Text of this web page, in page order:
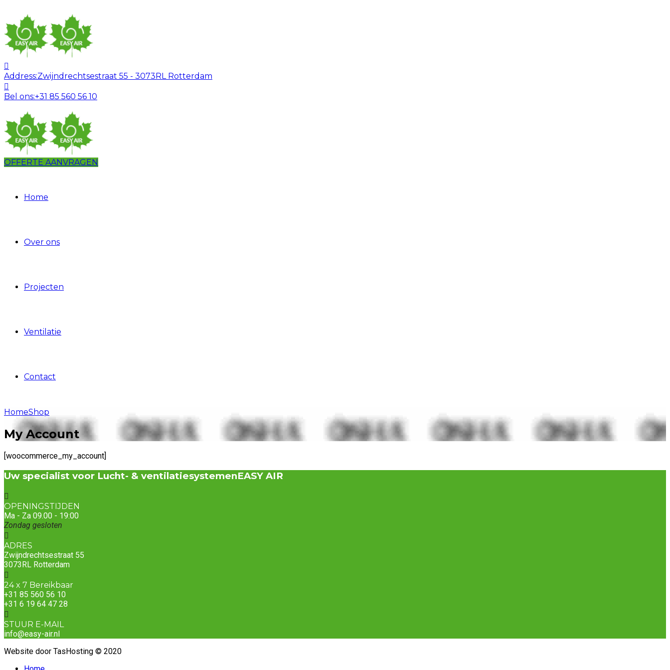
Address:Zwijndrechtsestraat 55 - 3073RL Rotterdam
Bel ons:+31 85 560 56 10
OFFERTE AANVRAGEN
Home
Over ons
Projecten
Ventilatie
Contact
HomeShop
My Account
[woocommerce_my_account]
Uw specialist voor Lucht- & ventilatiesystemenEASY AIR
OPENINGSTIJDEN
Ma - Za 09.00 - 19:00
Zondag gesloten
ADRES
Zwijndrechtsestraat 55
3073RL Rotterdam
24 x 7 Bereikbaar
+31 85 560 56 10
+31 6 19 64 47 28
STUUR E-MAIL
info@easy-air.nl
Website door TasHosting © 2020